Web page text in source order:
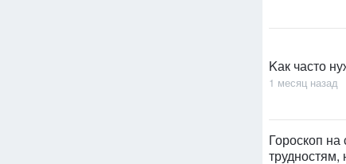
Kак часто
1 месяц назад
Гороскоп
трудностям,